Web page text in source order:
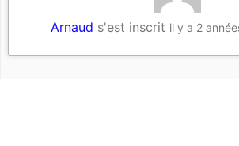
Arnaud s'est inscrit il y a 2